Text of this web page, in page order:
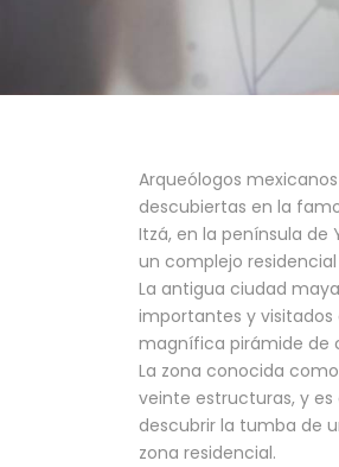
Arqueólogos
descubiertas en la
Itzá, en la península
un complejo
La antigua ciudad
importantes y
magnífica pirámide de
La zona conocida
veinte estructuras, y
descubrir la tumba de
zona residencial.